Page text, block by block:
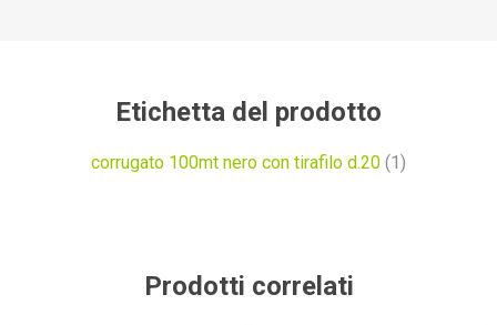
Etichetta del prodotto
corrugato 100mt nero con tirafilo d.20 (1)
Prodotti correlati